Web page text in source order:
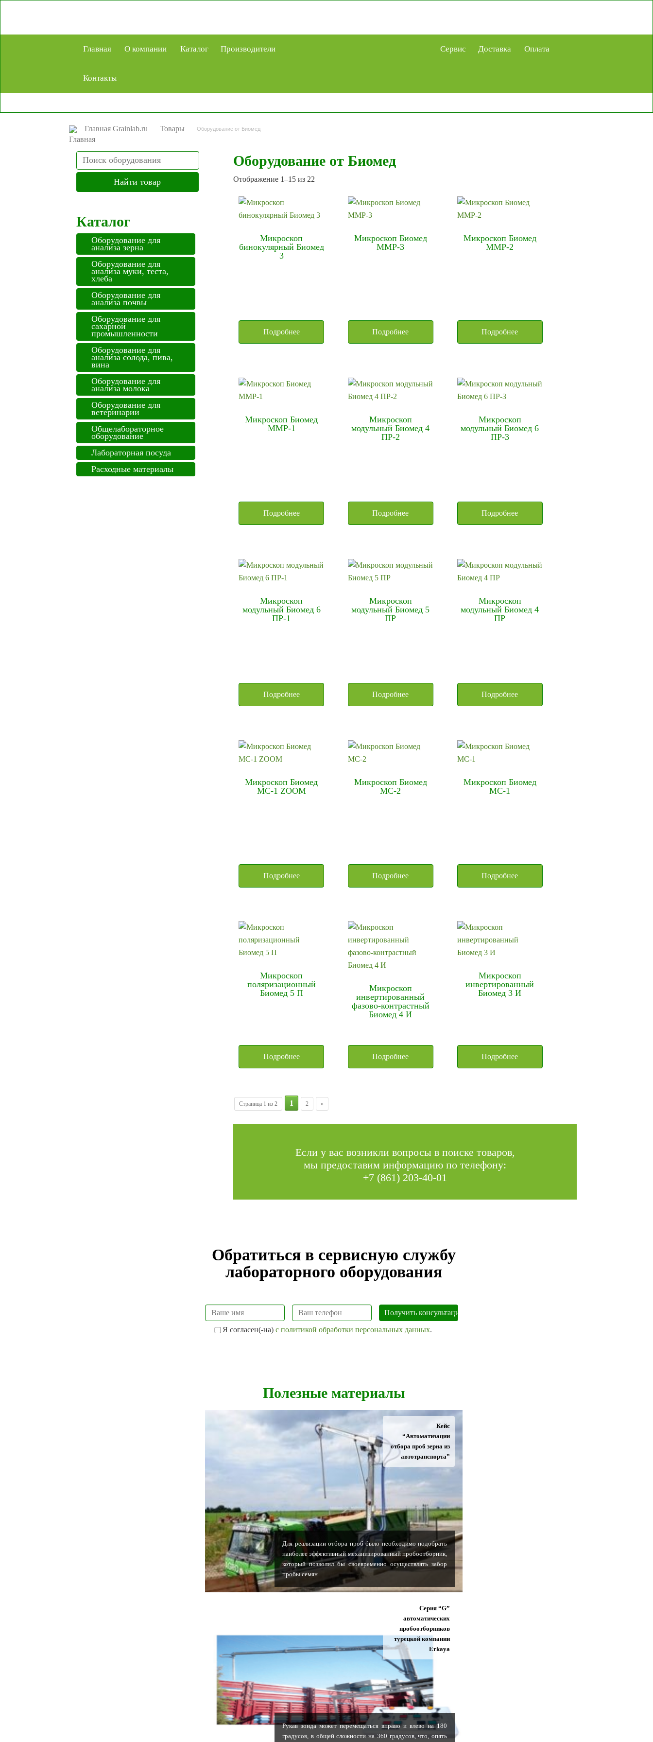
Главная О компании Каталог Производители Сервис Доставка Оплата
Контакты
Главная Grainlab.ru Товары Оборудование от Биомед
Оборудование от Биомед
Отображение 1–15 из 22
Микроскоп
бинокулярный Биомед
3
Подробнее
Микроскоп Биомед
ММР-3
Подробнее
Микроскоп Биомед
ММР-2
Подробнее
Микроскоп Биомед
ММР-1
Подробнее
Микроскоп
модульный Биомед 4
ПР-2
Подробнее
Микроскоп
модульный Биомед 6
ПР-3
Подробнее
Микроскоп
модульный Биомед 6
ПР-1
Подробнее
Микроскоп
модульный Биомед 5
ПР
Подробнее
Микроскоп
модульный Биомед 4
ПР
Подробнее
Микроскоп Биомед
МС-1 ZOOM
Подробнее
Микроскоп Биомед
МС-2
Подробнее
Микроскоп Биомед
МС-1
Подробнее
Микроскоп
поляризационный
Биомед 5 П
Подробнее
Микроскоп
инвертированный
фазово-контрастный
Биомед 4 И
Подробнее
Микроскоп
инвертированный
Биомед 3 И
Подробнее
Страница 1 из 2 1 2 »
Если у вас возникли вопросы в поиске товаров,
мы предоставим информацию по телефону:
+7 (861) 203-40-01
Search
Каталог
Оборудование для
анализа зерна
Оборудование для
анализа муки, теста,
хлеба
Оборудование для
анализа почвы
Оборудование для
сахарной
промышленности
Оборудование для
анализа солода, пива,
вина
Оборудование для
анализа молока
Оборудование для
ветеринарии
Общелабораторное
оборудование
Лабораторная посуда
Расходные материалы
Обратиться в сервисную службу
лабораторного оборудования
Я согласен(-на) с политикой обработки персональных данных.
Полезные материалы
Кейс
“Автоматизации
отбора проб зерна из
автотранспорта”
Для реализации отбора проб было необходимо подобрать
наиболее эффективный механизированный пробоотборник,
который позволил бы своевременно осуществлять забор
пробы семян.
Серия “G”
автоматических
пробоотборников
турецкой компании
Erkaya
Рукав зонда может перемещаться вправо и влево на 180
градусов, в общей сложности на 360 градусов, что, опять